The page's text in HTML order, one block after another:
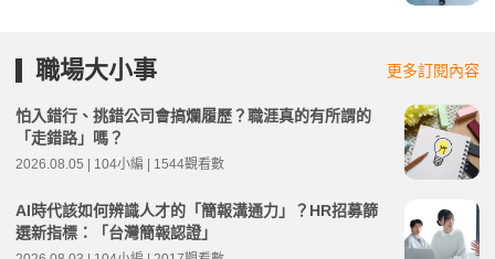
職場大小事 更多訂閱內容
怕入錯行、挑錯公司會搞爛履歷？職涯真的有所謂的
「走錯路」嗎？
2026.08.05 | 104小編 | 1544觀看數
AI時代該如何辨識人才的「簡報溝通力」？HR招募篩
選新指標：「台灣簡報認證」